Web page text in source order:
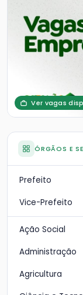
Ver vagas
ÓRGÃOS E
Prefeito
Vice-Prefeito
Ação Social
Administração
Agricultura